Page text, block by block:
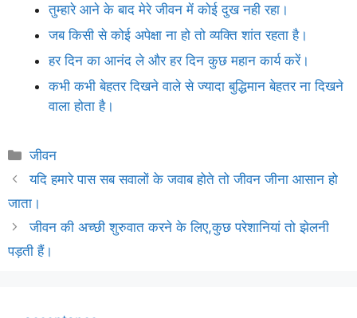
तुम्हारे आने के बाद मेरे जीवन में कोई दुख नही रहा।
जब किसी से कोई अपेक्षा ना हो तो व्यक्ति शांत रहता है।
हर दिन का आनंद ले और हर दिन कुछ महान कार्य करें।
कभी कभी बेहतर दिखने वाले से ज्यादा बुद्धिमान बेहतर ना दिखने
वाला होता है।
Categories
जीवन
यदि हमारे पास सब सवालों के जवाब होते तो जीवन जीना आसान हो
जाता।
जीवन की अच्छी शुरुवात करने के लिए,कुछ परेशानियां तो झेलनी
पड़ती हैं।